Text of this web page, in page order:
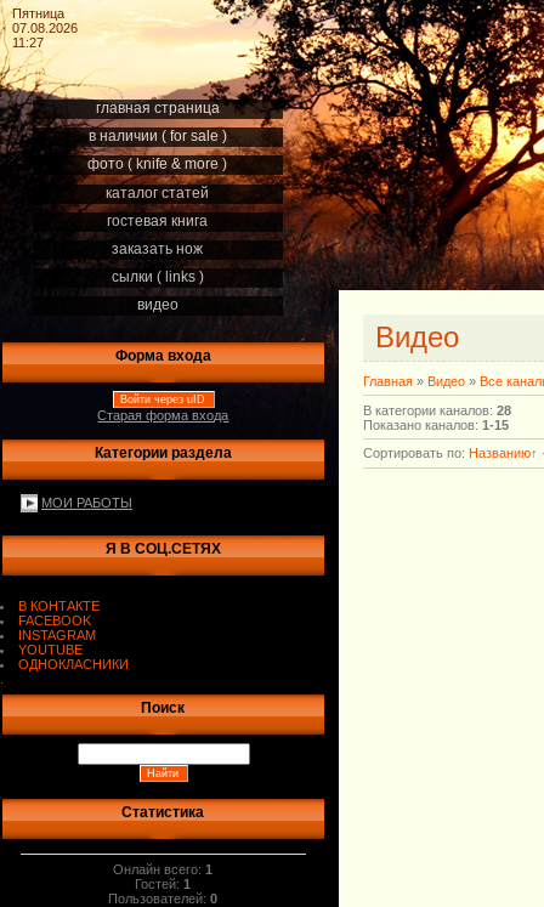
Пятница
07.08.2026
11:27
главная страница
в наличии ( for sale )
фото ( knife & more )
каталог статей
гостевая книга
заказать нож
сылки ( links )
видео
Форма входа
Войти через uID
Старая форма входа
Категории раздела
МОИ РАБОТЫ
Я В СОЦ.СЕТЯХ
В КОНТАКТЕ
FACEBOOK
INSTAGRAM
YOUTUBE
ОДНОКЛАСНИКИ
Поиск
Статистика
Онлайн всего:1
Гостей:1
Пользователей:0
Видео
Главная » Видео » Все
В категории каналов: 28
Показано каналов: 1-15
Сортировать по: Названию↑